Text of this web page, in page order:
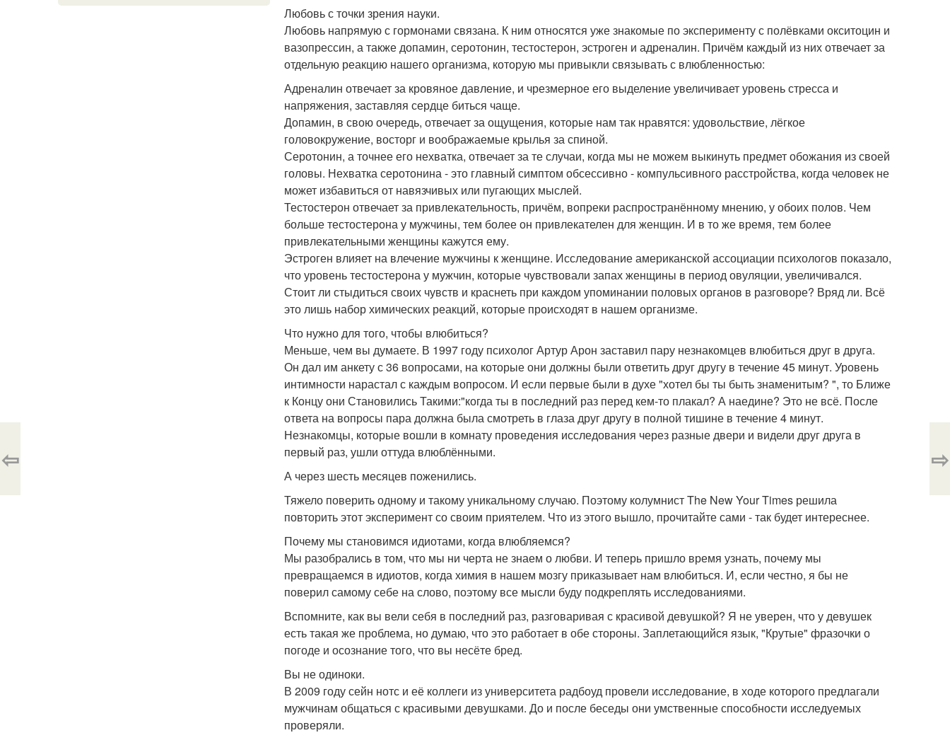
Любовь с точки зрения науки.
Любовь напрямую с гормонами связана. К ним относятся уже знакомые по эксперименту с полёвками окситоцин и
вазопрессин, а также допамин, серотонин, тестостерон, эстроген и адреналин. Причём каждый из них отвечает за
отдельную реакцию нашего организма, которую мы привыкли связывать с влюбленностью:
Адреналин отвечает за кровяное давление, и чрезмерное его выделение увеличивает уровень стресса и
напряжения, заставляя сердце биться чаще.
Допамин, в свою очередь, отвечает за ощущения, которые нам так нравятся: удовольствие, лёгкое
головокружение, восторг и воображаемые крылья за спиной.
Серотонин, а точнее его нехватка, отвечает за те случаи, когда мы не можем выкинуть предмет обожания из своей
головы. Нехватка серотонина - это главный симптом обсессивно - компульсивного расстройства, когда человек не
может избавиться от навязчивых или пугающих мыслей.
Тестостерон отвечает за привлекательность, причём, вопреки распространённому мнению, у обоих полов. Чем
больше тестостерона у мужчины, тем более он привлекателен для женщин. И в то же время, тем более
привлекательными женщины кажутся ему.
Эстроген влияет на влечение мужчины к женщине. Исследование американской ассоциации психологов показало,
что уровень тестостерона у мужчин, которые чувствовали запах женщины в период овуляции, увеличивался.
Стоит ли стыдиться своих чувств и краснеть при каждом упоминании половых органов в разговоре? Вряд ли. Всё
это лишь набор химических реакций, которые происходят в нашем организме.
Что нужно для того, чтобы влюбиться?
Меньше, чем вы думаете. В 1997 году психолог Артур Арон заставил пару незнакомцев влюбиться друг в друга.
Он дал им анкету с 36 вопросами, на которые они должны были ответить друг другу в течение 45 минут. Уровень
интимности нарастал с каждым вопросом. И если первые были в духе "хотел бы ты быть знаменитым? ", то Ближе
к Концу они Становились Такими:"когда ты в последний раз перед кем-то плакал? А наедине? Это не всё. После
ответа на вопросы пара должна была смотреть в глаза друг другу в полной тишине в течение 4 минут.
Незнакомцы, которые вошли в комнату проведения исследования через разные двери и видели друг друга в
первый раз, ушли оттуда влюблёнными.
А через шесть месяцев поженились.
Тяжело поверить одному и такому уникальному случаю. Поэтому колумнист The New Your Times решила
повторить этот эксперимент со своим приятелем. Что из этого вышло, прочитайте сами - так будет интереснее.
Почему мы становимся идиотами, когда влюбляемся?
Мы разобрались в том, что мы ни черта не знаем о любви. И теперь пришло время узнать, почему мы
превращаемся в идиотов, когда химия в нашем мозгу приказывает нам влюбиться. И, если честно, я бы не
поверил самому себе на слово, поэтому все мысли буду подкреплять исследованиями.
Вспомните, как вы вели себя в последний раз, разговаривая с красивой девушкой? Я не уверен, что у девушек
есть такая же проблема, но думаю, что это работает в обе стороны. Заплетающийся язык, "Крутые" фразочки о
погоде и осознание того, что вы несёте бред.
Вы не одиноки.
В 2009 году сейн нотс и её коллеги из университета радбоуд провели исследование, в ходе которого предлагали
мужчинам общаться с красивыми девушками. До и после беседы они умственные способности исследуемых
проверяли.
⇦ ⇨